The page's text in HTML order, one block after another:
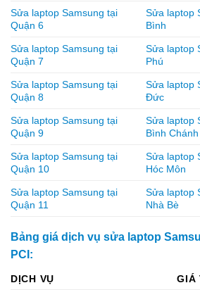
Sửa laptop Samsung tại
Quận 6
Sửa laptop
Bình
Sửa laptop Samsung tại
Quận 7
Sửa laptop
Phú
Sửa laptop Samsung tại
Quận 8
Sửa laptop
Đức
Sửa laptop Samsung tại
Quận 9
Sửa laptop
Bình Chánh
Sửa laptop Samsung tại
Quận 10
Sửa laptop
Hóc Môn
Sửa laptop Samsung tại
Quận 11
Sửa laptop
Nhà Bè
Bảng giá dịch vụ sửa laptop
PCI:
DỊCH VỤ
GIÁ